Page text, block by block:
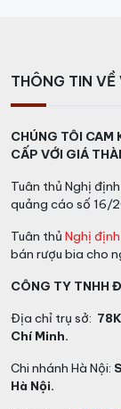
THÔNG TIN
CHÚNG TÔI CAM
CẤP VỚI GIÁ
Tuân thủ Nghị
quảng cáo số 16/
Tuân thủ Nghị
bán rượu bia cho
CÔNG TY TNHH
Địa chỉ trụ sở:
Chí Minh.
Chi nhánh Hà Nội:
Hà Nội.